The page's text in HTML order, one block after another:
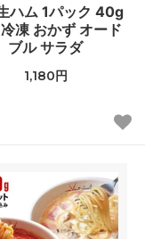
ハム 1パック 40g
凍 おかず オード
ブル サラダ
1,180円